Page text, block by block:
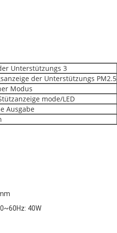
Unterstützungs 3
der Unterstützungs PM2.5
Modus
mode/LED
Ausgabe
40W